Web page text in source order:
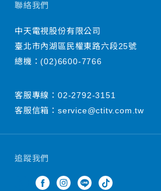
追蹤我們
聯絡我們
中天電視股份有限公司
臺北市內湖區民權東路六段25號
總機：(02)6600-7766
客服專線： 02-2792-3151
客服信箱： service@ctitv.com.tw